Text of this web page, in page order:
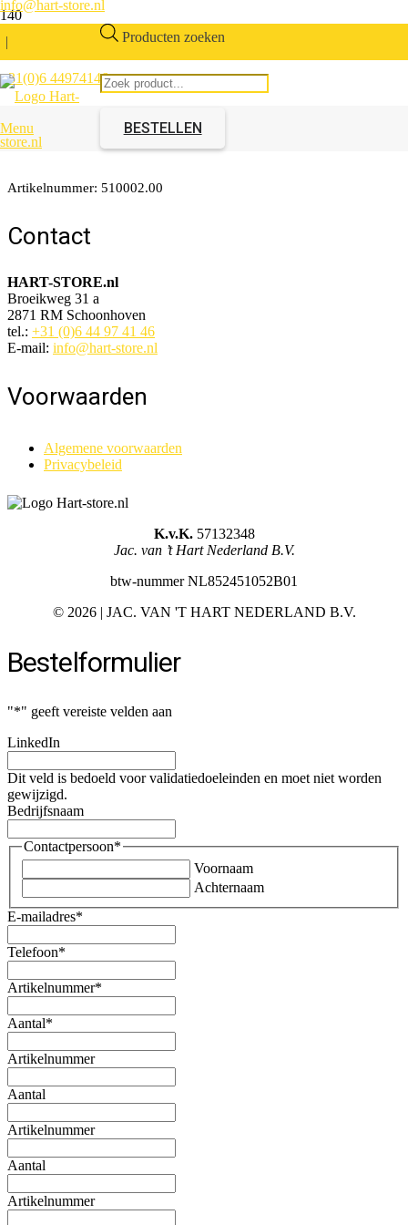
info@hart-store.nl
|
+31(0)6 44974146
Producten zoeken
BESTELLEN
Menu
Thermokoppel universeel
900mm
Artikelnummer: 510002.00
Contact
HART-STORE.nl
Broeikweg 31 a
2871 RM Schoonhoven
tel.: +31 (0)6 44 97 41 46
E-mail: info@hart-store.nl
Voorwaarden
Algemene voorwaarden
Privacybeleid
K.v.K.57132348
Jac. van ’t Hart Nederland B.V.
btw-nummer NL852451052B01
© 2026 | JAC. VAN 'T HART NEDERLAND B.V.
Bestelformulier
"*" geeft vereiste velden aan
LinkedIn
Dit veld is bedoeld voor validatiedoeleinden en moet niet worden
gewijzigd.
Bedrijfsnaam
Contactpersoon*
Voornaam
Achternaam
E-mailadres*
Telefoon*
Artikelnummer*
Aantal*
Artikelnummer
Aantal
Artikelnummer
Aantal
Artikelnummer